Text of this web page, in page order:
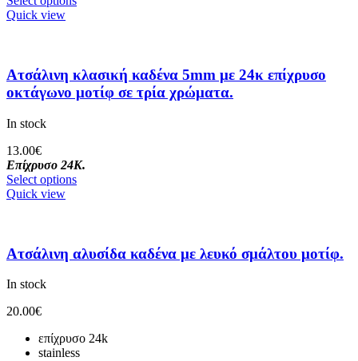
Quick view
Ατσάλινη κλασική καδένα 5mm με 24κ επίχρυσο
οκτάγωνο μοτίφ σε τρία χρώματα.
In stock
13.00€
Επίχρυσο 24Κ.
Select options
Quick view
Ατσάλινη αλυσίδα καδένα με λευκό σμάλτου μοτίφ.
In stock
20.00€
επίχρυσο 24k
stainless